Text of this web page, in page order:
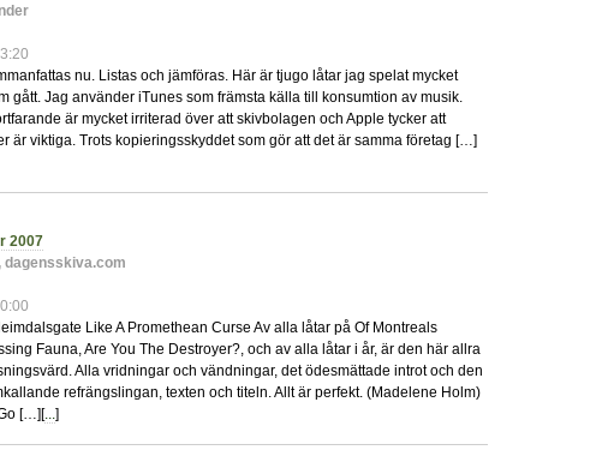
nu. Listas och jämföras. Här är tjugo låtar jag spelat mycket
gått. Jag använder iTunes som främsta källa till konsumtion av musik.
är mycket irriterad över att skivbolagen och Apple tycker att
är viktiga. Trots kopieringsskyddet som gör att det är samma företag […]
2007
dagensskiva.com
Like A Promethean Curse Av alla låtar på Of Montreals
Fauna, Are You The Destroyer?, och av alla låtar i år, är den här allra
Alla vridningar och vändningar, det ödesmättade introt och den
refrängslingan, texten och titeln. Allt är perfekt. (Madelene Holm)
[…][... ]